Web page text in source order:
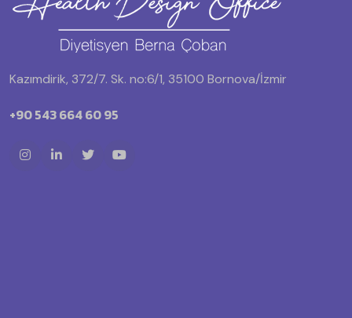
Kazımdirik, 372/7. Sk. no:6/1, 35100 Bornova/İzmir
+90 543 664 60 95